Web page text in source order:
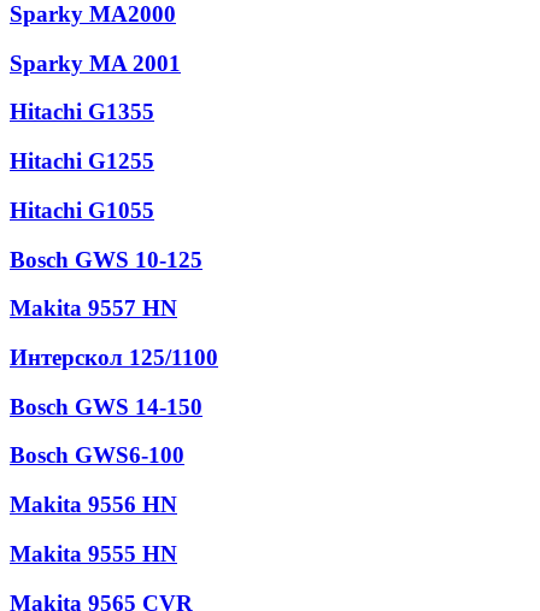
Sparky MA2000
Sparky MA 2001
Hitachi G1355
Hitachi G1255
Hitachi G1055
Bosch GWS 10-125
Makita 9557 HN
Интерскол 125/1100
Bosch GWS 14-150
Bosch GWS6-100
Makita 9556 HN
Makita 9555 HN
Makita 9565 CVR